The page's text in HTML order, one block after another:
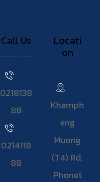
Call Us
0218138
88
0214118
88
Locati
on
Khamph
eng
Muong
(T4) Rd,
Phonet